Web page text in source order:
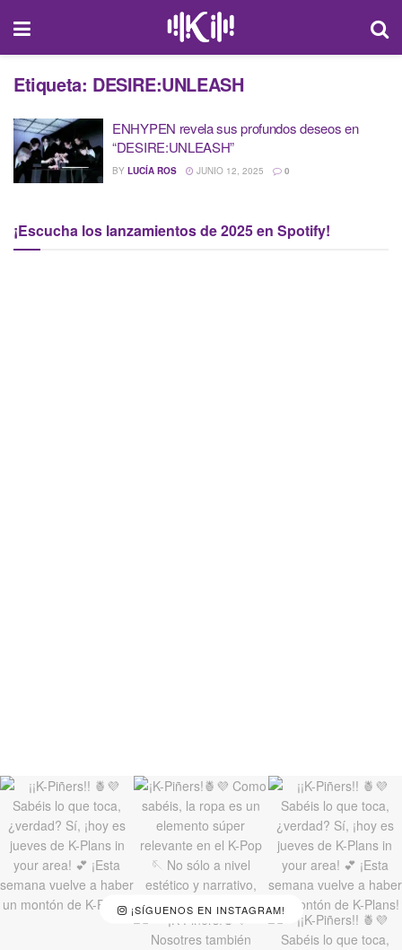
Etiqueta: DESIRE:UNLEASH
ENHYPEN revela sus profundos deseos en
“DESIRE:UNLEASH”
BY LUCÍA ROS JUNIO 12, 2025 0
¡Escucha los lanzamientos de 2025 en Spotify!
¡SÍGUENOS EN INSTAGRAM!